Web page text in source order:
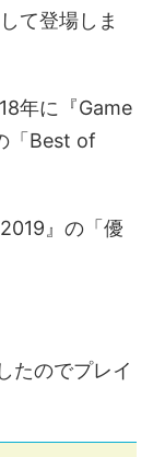
て登場しま
年に『Game
「Best of
』の「優
たのでプレイ